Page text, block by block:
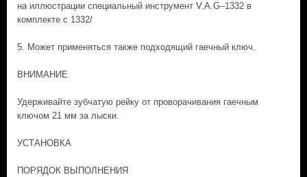
на иллюстрации специальный инструмент V.A.G–1332 в
комплекте с 1332/
5. Может применяться также подходящий гаечный ключ.
ВНИМАНИЕ
Удерживайте зубчатую рейку от проворачивания гаечным
ключом 21 мм за лыски.
УСТАНОВКА
ПОРЯДОК ВЫПОЛНЕНИЯ